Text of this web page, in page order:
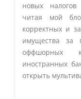
новых
читая мой
корректных и
имущества за
оффшорных
иностранных
открыть